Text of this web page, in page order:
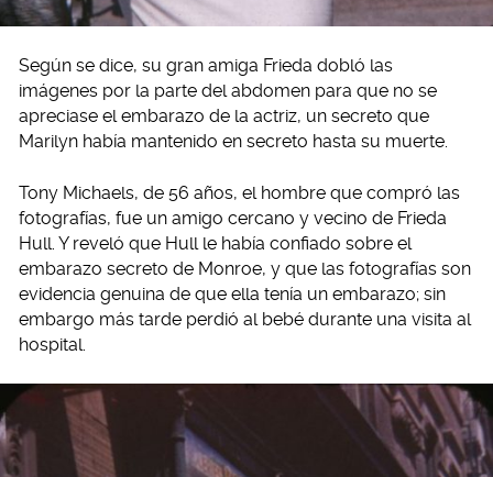
Según se dice, su gran amiga Frieda dobló las
imágenes por la parte del abdomen para que no se
apreciase el embarazo de la actriz, un secreto que
Marilyn había mantenido en secreto hasta su muerte.
Tony Michaels, de 56 años, el hombre que compró las
fotografías, fue un amigo cercano y vecino de Frieda
Hull. Y reveló que Hull le había confiado sobre el
embarazo secreto de Monroe, y que las fotografías son
evidencia genuina de que ella tenía un embarazo; sin
embargo más tarde perdió al bebé durante una visita al
hospital.